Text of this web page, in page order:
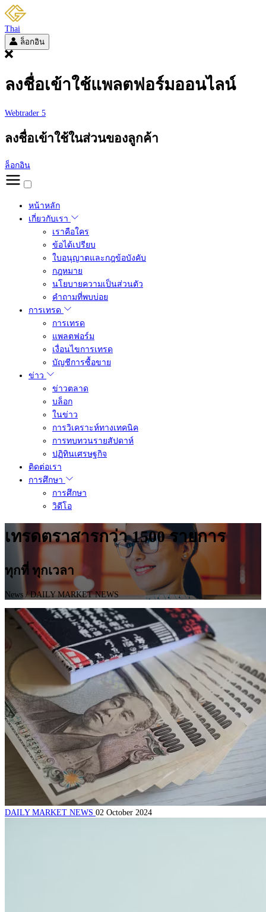
Thai
ล็อกอิน
ลงชื่อเข้าใช้แพลตฟอร์มออนไลน์
Webtrader 5
ลงชื่อเข้าใช้ในส่วนของลูกค้า
ล็อกอิน
หน้าหลัก
เกี่ยวกับเรา
เราคือใคร
ข้อได้เปรียบ
ใบอนุญาตและกฎข้อบังคับ
กฎหมาย
นโยบายความเป็นส่วนตัว
คำถามที่พบบ่อย
การเทรด
การเทรด
แพลตฟอร์ม
เงื่อนไขการเทรด
บัญชีการซื้อขาย
ข่าว
ข่าวตลาด
บล็อก
ในข่าว
การวิเคราะห์ทางเทคนิค
การทบทวนรายสัปดาห์
ปฏิทินเศรษฐกิจ
ติดต่อเรา
การศึกษา
การศึกษา
วิดีโอ
เทรดตราสารกว่า 1500 รายการ
ทุกที่ ทุกเวลา
News / DAILY MARKET NEWS
DAILY MARKET NEWS 02 October 2024